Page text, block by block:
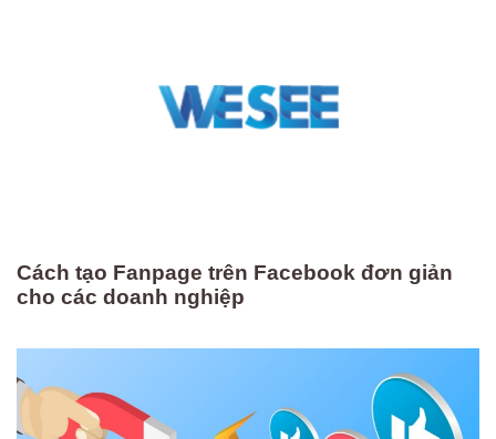
Cách tạo Fanpage trên Facebook đơn giản
cho các doanh nghiệp